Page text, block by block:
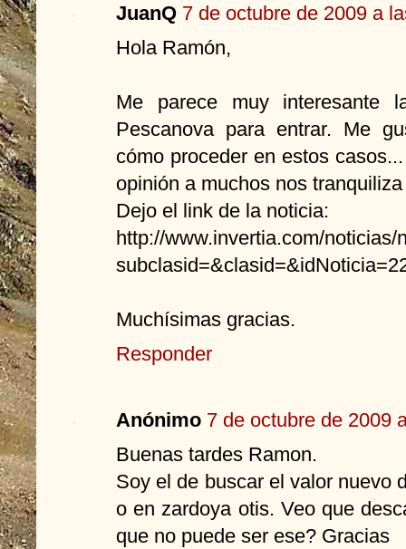
JuanQ 7 de octubre de 2009 a
Hola Ramón,
Me parece muy interesante
Pescanova para entrar. Me
cómo proceder en estos
opinión a muchos nos
Dejo el link de la noticia:
http://www.invertia.com/noticias/
Muchísimas gracias.
Responder
Anónimo 7 de octubre de 2009
Buenas tardes Ramon.
Soy el de buscar el valor nuevo
o en zardoya otis. Veo que
que no puede ser ese? Gracias